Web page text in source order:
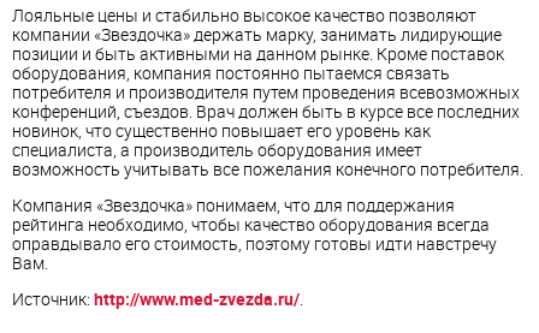
Лояльные цены и стабильно высокое качество позволяют
компании «Звездочка» держать марку, занимать лидирующие
позиции и быть активными на данном рынке. Кроме поставок
оборудования, компания постоянно пытаемся связать
потребителя и производителя путем проведения всевозможных
конференций, съездов. Врач должен быть в курсе все последних
новинок, что существенно повышает его уровень как
специалиста, а производитель оборудования имеет
возможность учитывать все пожелания конечного потребителя.
Компания «Звездочка» понимаем, что для поддержания
рейтинга необходимо, чтобы качество оборудования всегда
оправдывало его стоимость, поэтому готовы идти навстречу
Вам.
Источник: http://www.med-zvezda.ru/